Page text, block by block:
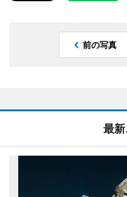
前の写真
最